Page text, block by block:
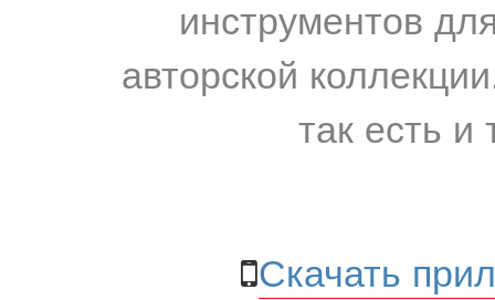
инструментов
авторской
так есть и
Скачать